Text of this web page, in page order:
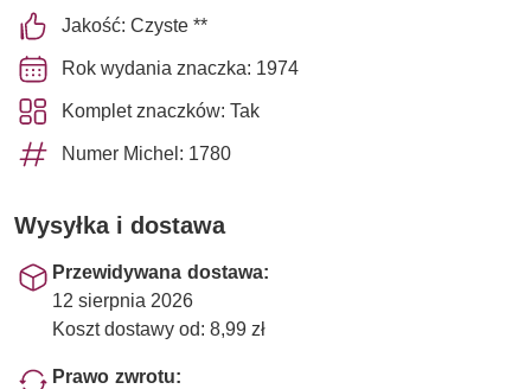
Jakość: Czyste **
Rok wydania znaczka: 1974
Komplet znaczków: Tak
Numer Michel: 1780
Wysyłka i dostawa
Przewidywana dostawa:
12 sierpnia 2026
Koszt dostawy od: 8,99 zł
Prawo zwrotu: